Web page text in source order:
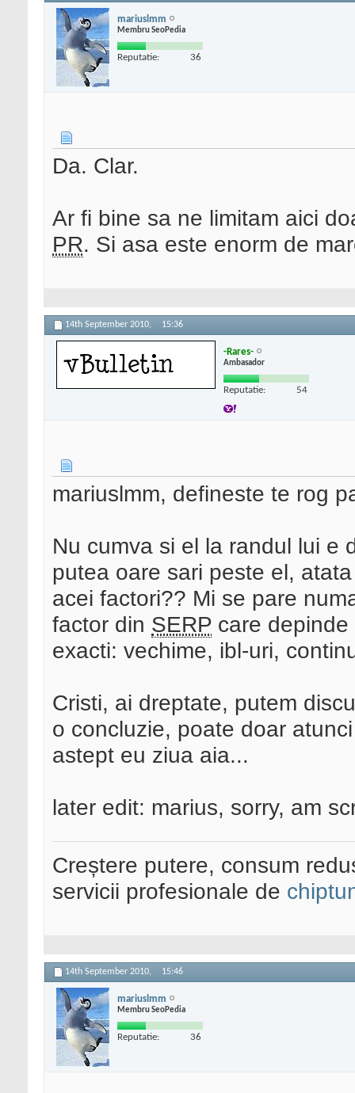
mariuslmm
Membru SeoPedia
Reputatie: 36
Da. Clar.
Ar fi bine sa ne limitam aici
PR. Si asa este enorm de
14th September 2010, 15:36
-Rares-
Ambasador
Reputatie: 54
mariuslmm, defineste te rog
Nu cumva si el la randul lui e
putea oare sari peste el,
acei factori?? Mi se pare
factor din SERP care
exacti: vechime, ibl-uri,
Cristi, ai dreptate, putem
o concluzie, poate doar
astept eu ziua aia...
later edit: marius, sorry, am
Creștere putere, consum
servicii profesionale de
14th September 2010, 15:46
mariuslmm
Membru SeoPedia
Reputatie: 36